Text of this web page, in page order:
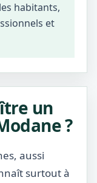
habitants,
et
un
?
aussi
surtout à